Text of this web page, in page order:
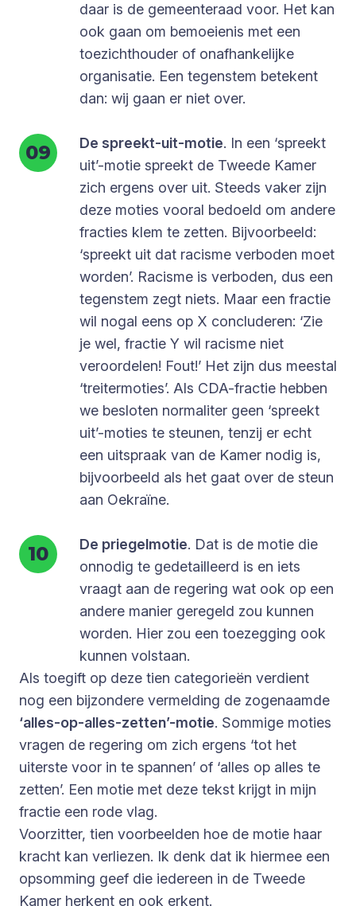
daar is de gemeenteraad voor. Het kan
ook gaan om bemoeienis met een
toezichthouder of onafhankelijke
organisatie. Een tegenstem betekent
dan: wij gaan er niet over.
De spreekt-uit-motie. In een ‘spreekt
uit’-motie spreekt de Tweede Kamer
zich ergens over uit. Steeds vaker zijn
deze moties vooral bedoeld om andere
fracties klem te zetten. Bijvoorbeeld:
‘spreekt uit dat racisme verboden moet
worden’. Racisme is verboden, dus een
tegenstem zegt niets. Maar een fractie
wil nogal eens op X concluderen: ‘Zie
je wel, fractie Y wil racisme niet
veroordelen! Fout!’ Het zijn dus meestal
‘treitermoties’. Als CDA-fractie hebben
we besloten normaliter geen ‘spreekt
uit’-moties te steunen, tenzij er echt
een uitspraak van de Kamer nodig is,
bijvoorbeeld als het gaat over de steun
aan Oekraïne.
De priegelmotie. Dat is de motie die
onnodig te gedetailleerd is en iets
vraagt aan de regering wat ook op een
andere manier geregeld zou kunnen
worden. Hier zou een toezegging ook
kunnen volstaan.
Als toegift op deze tien categorieën verdient
nog een bijzondere vermelding de zogenaamde
‘alles-op-alles-zetten’-motie. Sommige moties
vragen de regering om zich ergens ‘tot het
uiterste voor in te spannen’ of ‘alles op alles te
zetten’. Een motie met deze tekst krijgt in mijn
fractie een rode vlag.
Voorzitter, tien voorbeelden hoe de motie haar
kracht kan verliezen. Ik denk dat ik hiermee een
opsomming geef die iedereen in de Tweede
Kamer herkent en ook erkent.